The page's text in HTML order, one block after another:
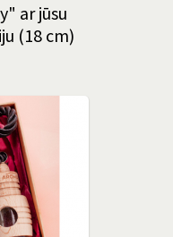
ar jūsu
(18 cm)